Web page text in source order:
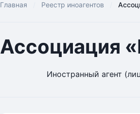
Главная Реестр иноагентов
Ассоциация
Иностранный агент